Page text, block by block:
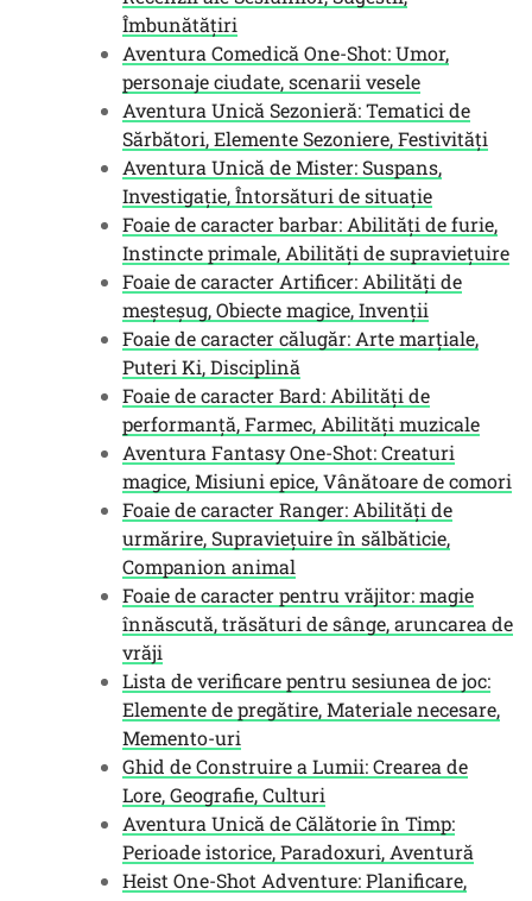
Îmbunătățiri
Aventura Comedică One-Shot: Umor,
personaje ciudate, scenarii vesele
Aventura Unică Sezonieră: Tematici de
Sărbători, Elemente Sezoniere, Festivități
Aventura Unică de Mister: Suspans,
Investigație, Întorsături de situație
Foaie de caracter barbar: Abilități de furie,
Instincte primale, Abilități de supraviețuire
Foaie de caracter Artificer: Abilități de
meșteșug, Obiecte magice, Invenții
Foaie de caracter călugăr: Arte marțiale,
Puteri Ki, Disciplină
Foaie de caracter Bard: Abilități de
performanță, Farmec, Abilități muzicale
Aventura Fantasy One-Shot: Creaturi
magice, Misiuni epice, Vânătoare de comori
Foaie de caracter Ranger: Abilități de
urmărire, Supraviețuire în sălbăticie,
Companion animal
Foaie de caracter pentru vrăjitor: magie
înnăscută, trăsături de sânge, aruncarea de
vrăji
Lista de verificare pentru sesiunea de joc:
Elemente de pregătire, Materiale necesare,
Memento-uri
Ghid de Construire a Lumii: Crearea de
Lore, Geografie, Culturi
Aventura Unică de Călătorie în Timp:
Perioade istorice, Paradoxuri, Aventură
Heist One-Shot Adventure: Planificare,